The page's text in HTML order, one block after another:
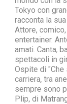
Tokyo con
racconta la
Attore,
entertainer.
amati. Canta,
spettacoli in
Ospite di "Che
carriera, tra
sempre sono
Plip, di